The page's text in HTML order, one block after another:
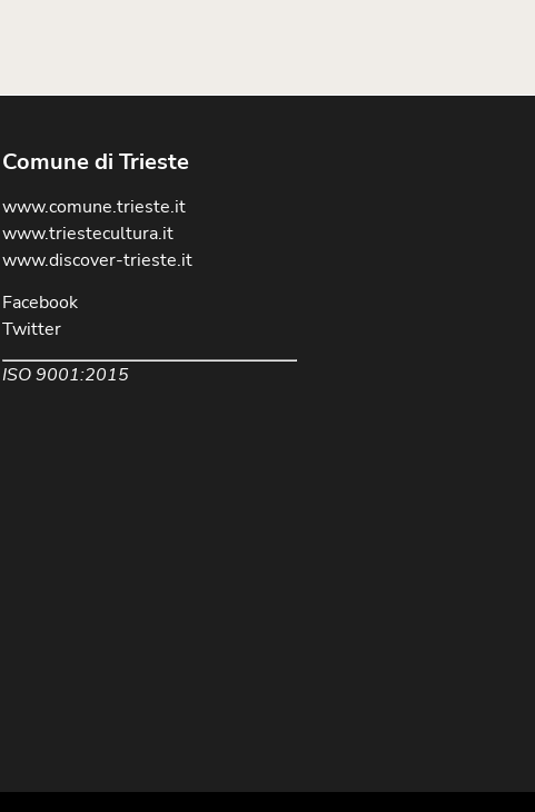
Comune di Trieste
www.comune.trieste.it
www.triestecultura.it
www.discover-trieste.it
Facebook
Twitter
ISO 9001:2015